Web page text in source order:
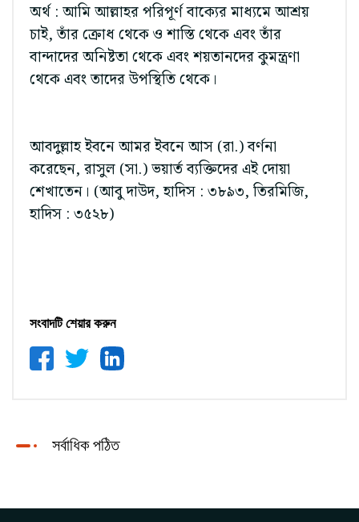
অর্থ : আমি আল্লাহর পরিপূর্ণ বাক্যের মাধ্যমে আশ্রয়
চাই, তাঁর ক্রোধ থেকে ও শাস্তি থেকে এবং তাঁর
বান্দাদের অনিষ্টতা থেকে এবং শয়তানদের কুমন্ত্রণা
থেকে এবং তাদের উপস্থিতি থেকে।
আবদুল্লাহ ইবনে আমর ইবনে আস (রা.) বর্ণনা
করেছেন, রাসুল (সা.) ভয়ার্ত ব্যক্তিদের এই দোয়া
শেখাতেন। (আবু দাউদ, হাদিস : ৩৮৯৩, তিরমিজি,
হাদিস : ৩৫২৮)
সংবাদটি শেয়ার করুন
সর্বাধিক পঠিত